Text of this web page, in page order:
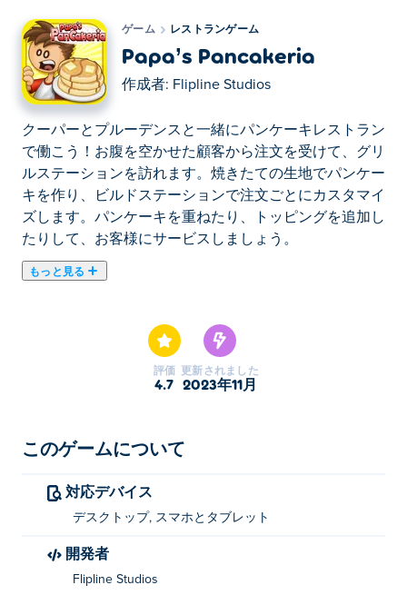
ゲーム レストランゲーム
Papa’s Pancakeria
作成者: Flipline Studios
クーパーとプルーデンスと一緒にパンケーキレストラン
で働こう！お腹を空かせた顧客から注文を受けて、グリ
ルステーションを訪れます。焼きたての生地でパンケー
キを作り、ビルドステーションで注文ごとにカスタマイ
ズします。パンケーキを重ねたり、トッピングを追加し
たりして、お客様にサービスしましょう。
もっと見る
ルステーションを訪れます。焼きたての生地でパンケー
キを作り、ビルドステーションで注文ごとにカスタマイ
ズします。パンケーキを重ねたり、トッピングを追加し
パパのパンケーキリアの遊び方は？
ケーキを作りましょう!
Papa's Pancakeria は Flipline Studios によって作成され
評価
4.7
更新されました
2023年11月
このゲームについて
対応デバイス
デスクトップ, スマホとタブレット
開発者
Flipline Studios